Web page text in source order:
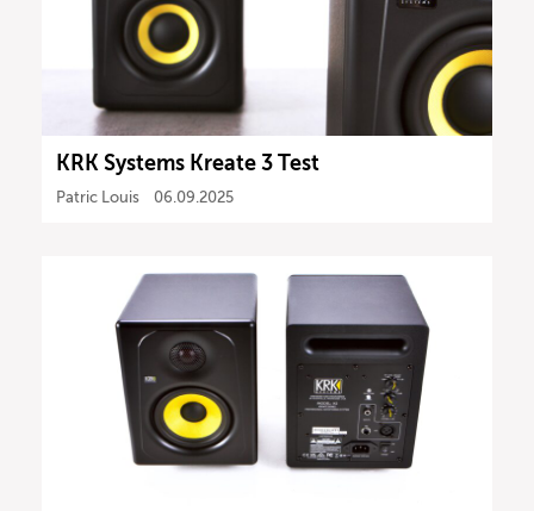
KRK Systems Kreate 3 Test
Patric Louis 06.09.2025